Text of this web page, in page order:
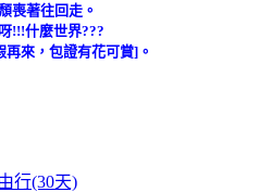
喪著往回走。
!!!什麼世界???
來，包證有花可賞]。
行(30天)